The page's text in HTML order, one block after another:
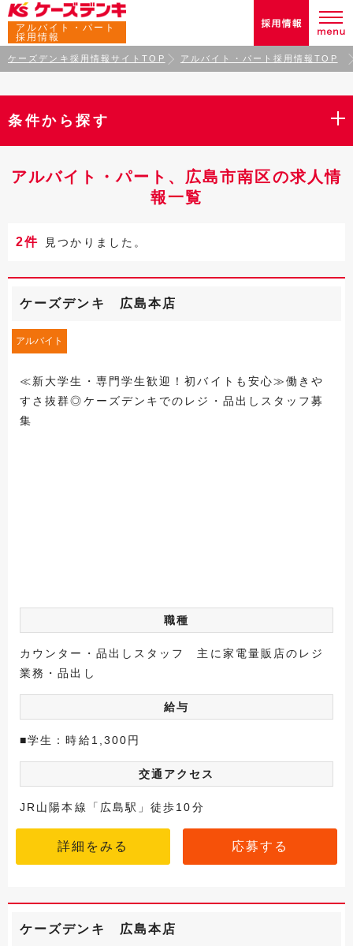
アルバイト・パート
採用情報
ケーズデンキ採用情報サイトTOP アルバイト・パート採用情報TOP
条件から探す
アルバイト・パート、広島市南区の求人情
報一覧
2件 見つかりました。
ケーズデンキ 広島本店
アルバイト
≪新大学生・専門学生歓迎！初バイトも安心≫働きや
すさ抜群◎ケーズデンキでのレジ・品出しスタッフ募
集
職種
カウンター・品出しスタッフ 主に家電量販店のレジ
業務・品出し
給与
■学生：時給1,300円
交通アクセス
JR山陽本線「広島駅」徒歩10分
詳細をみる 応募する
ケーズデンキ 広島本店